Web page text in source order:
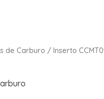
de Carburo / Inserto